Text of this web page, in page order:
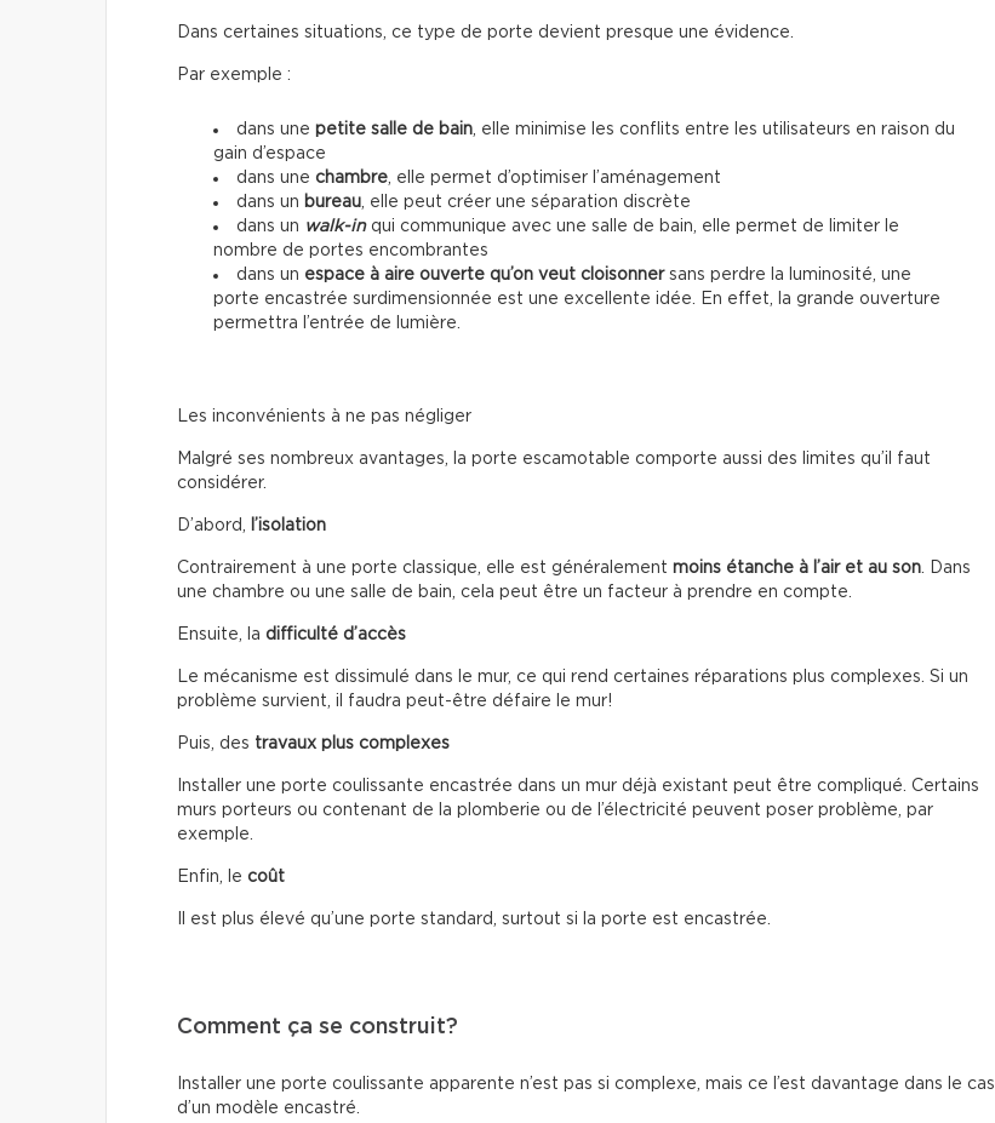
Dans certaines situations, ce type de porte devient presque une évidence.
Par exemple :
dans une petite salle de bain, elle minimise les conflits entre les utilisateurs en raison du
gain d’espace
dans une chambre, elle permet d’optimiser l’aménagement
dans un bureau, elle peut créer une séparation discrète
dans un walk-inqui communique avec une salle de bain, elle permet de limiter le
nombre de portes encombrantes
dans un espace à aire ouverte qu’on veut cloisonnersans perdre la luminosité, une
porte encastrée surdimensionnée est une excellente idée. En effet, la grande ouverture
permettra l’entrée de lumière.
Les inconvénients à ne pas négliger
Malgré ses nombreux avantages, la porte escamotable comporte aussi des limites qu’il faut
considérer.
D’abord, l’isolation
Contrairement à une porte classique, elle est généralement moins étanche à l’air et au son. Dans
une chambre ou une salle de bain, cela peut être un facteur à prendre en compte.
Ensuite, la difficulté d’accès
Le mécanisme est dissimulé dans le mur, ce qui rend certaines réparations plus complexes. Si un
problème survient, il faudra peut-être défaire le mur!
Puis, des travaux plus complexes
Installer une porte coulissante encastrée dans un mur déjà existant peut être compliqué. Certains
murs porteurs ou contenant de la plomberie ou de l’électricité peuvent poser problème, par
exemple.
Enfin, le coût
Il est plus élevé qu’une porte standard, surtout si la porte est encastrée.
Comment ça se construit?
Installer une porte coulissante apparente n’est pas si complexe, mais ce l’est davantage dans le cas
d’un modèle encastré.